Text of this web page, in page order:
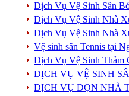
Dịch Vụ Vệ Sinh Sân
Dịch Vụ Vệ Sinh Nhà
Dịch Vụ Vệ Sinh Nhà
Vệ sinh sân Tennis tại
Dịch Vụ Vệ Sinh Thảm
DỊCH VỤ VỆ SINH
DỊCH VỤ DỌN NHÀ